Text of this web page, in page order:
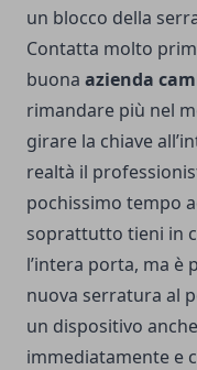
un blocco della
Contatta molto
buona azienda
rimandare più nel
girare la chiave
realtà il
pochissimo tempo
soprattutto tieni in
l’intera porta, ma è
nuova serratura al
un dispositivo
immediatamente e